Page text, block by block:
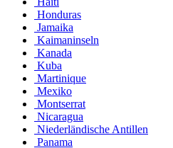
Honduras
Jamaika
Kaimaninseln
Kanada
Kuba
Martinique
Mexiko
Montserrat
Nicaragua
Niederländische Antillen
Panama